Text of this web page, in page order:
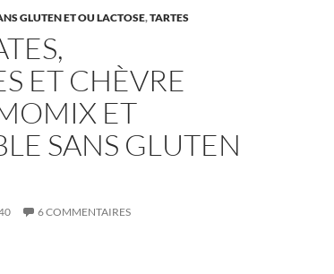
GLUTEN ET OU LACTOSE,TARTES
ET CHÈVRE
ET
SANS GLUTEN
6 COMMENTAIRES